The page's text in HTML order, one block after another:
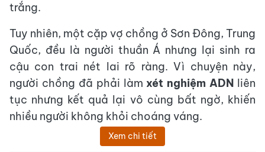
trắng.
Tuy nhiên, một cặp vợ chồng ở Sơn Đông, Trung
Quốc, đều là người thuần Á nhưng lại sinh ra
cậu con trai nét lai rõ ràng. Vì chuyện này,
người chồng đã phải làm xét nghiệm ADN liên
tục nhưng kết quả lại vô cùng bất ngờ, khiến
nhiều người không khỏi choáng váng.
Xem chi tiết